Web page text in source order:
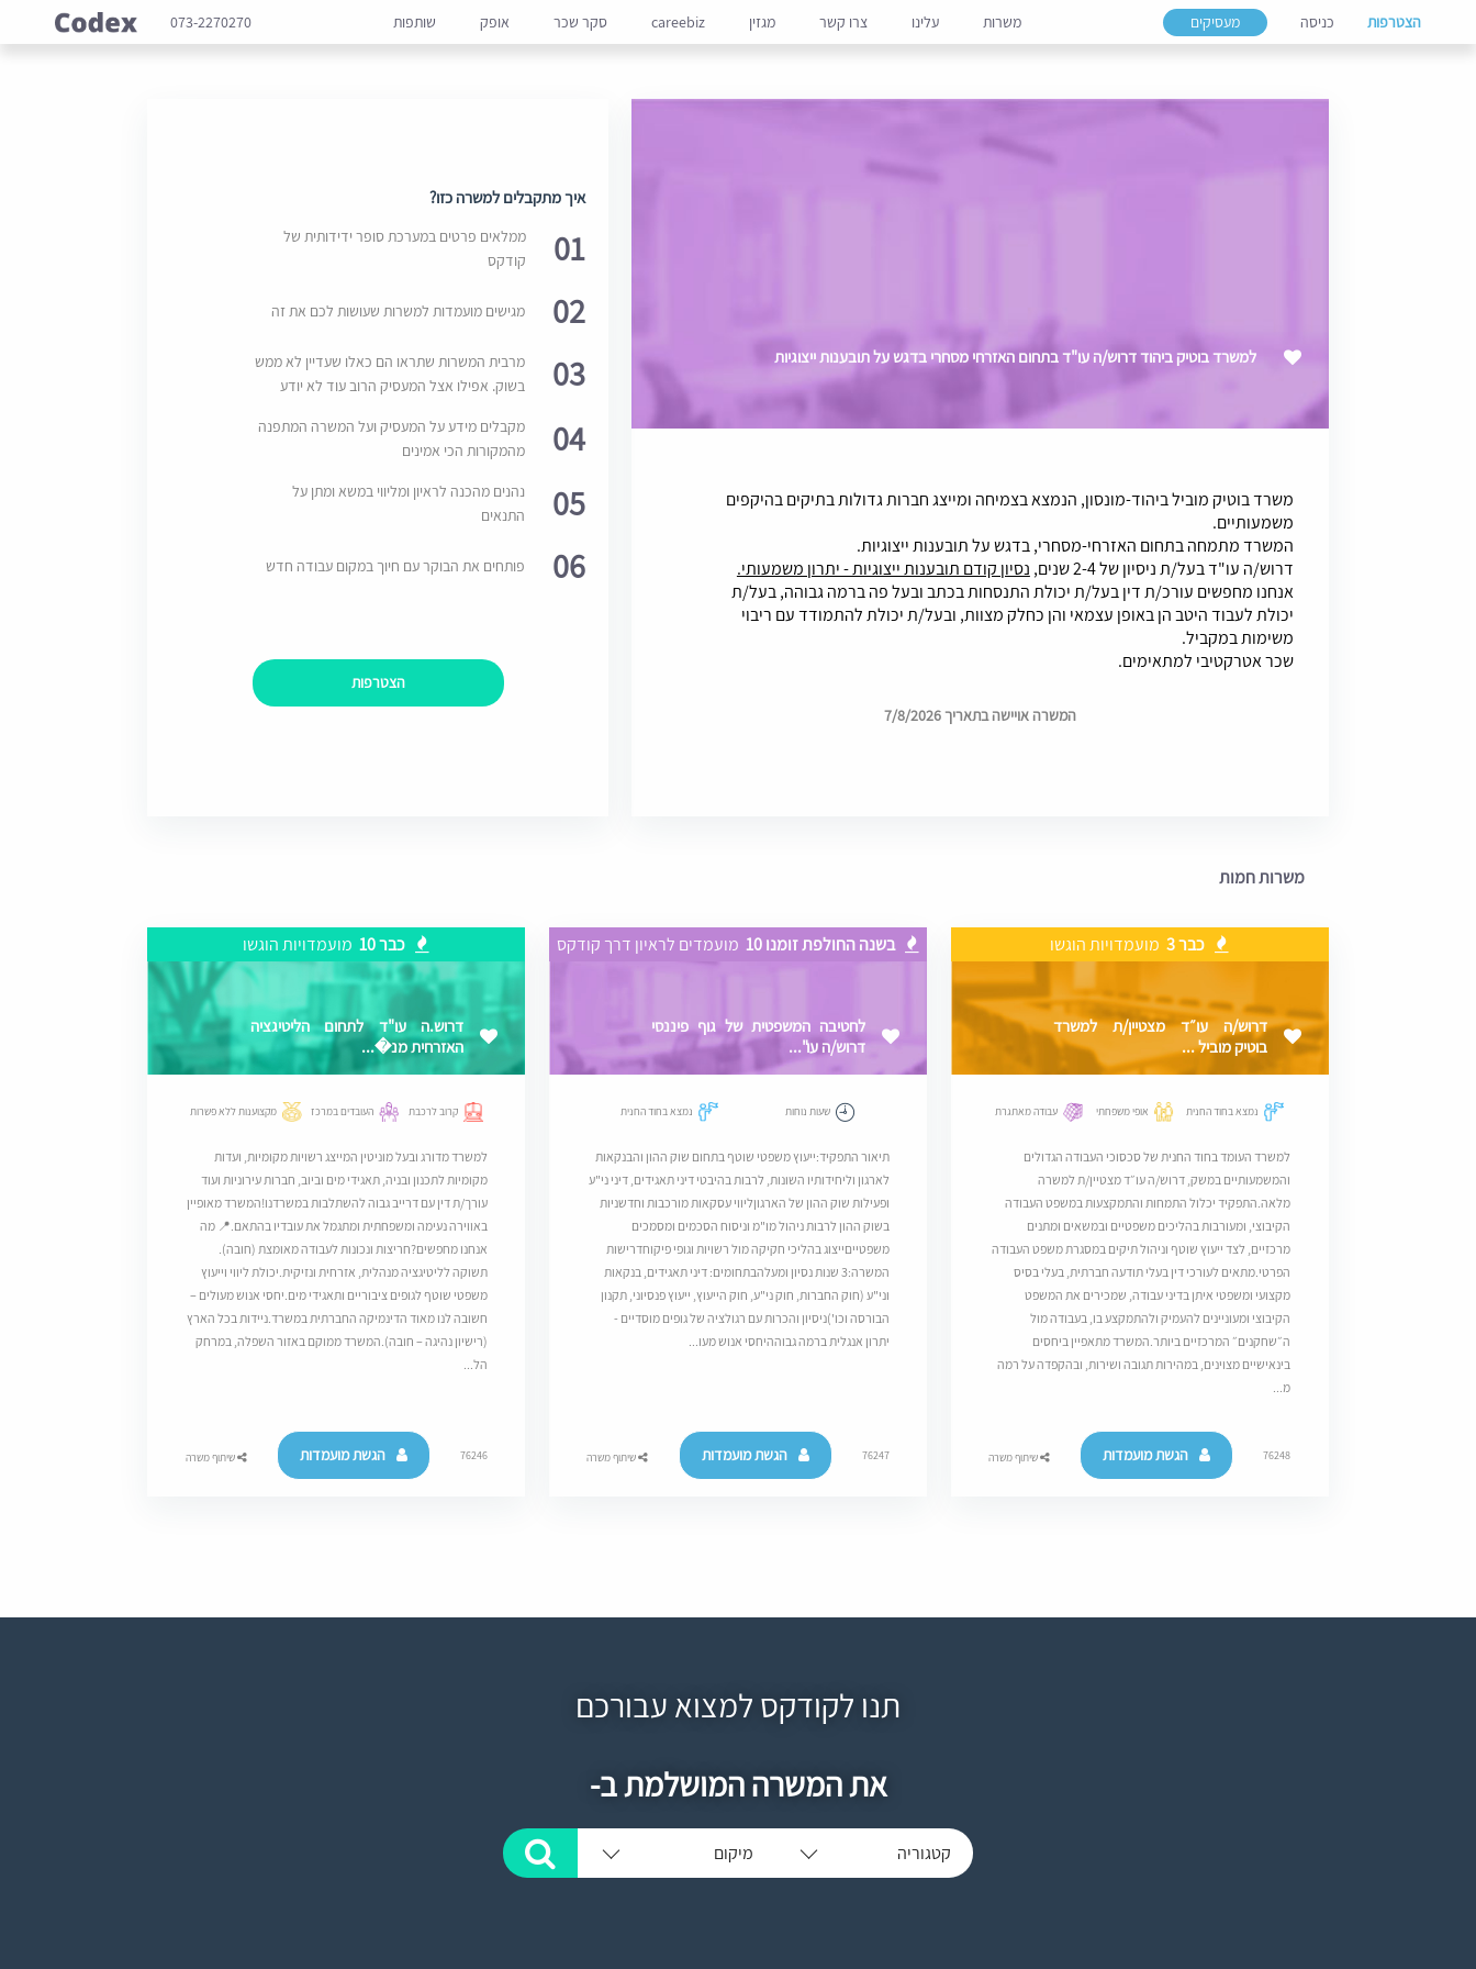
הצטרפות כניסה מעסיקים משרות עלינו צרו קשר מגזין careebiz סקר שכר אופק שותפות 073-2270270
למשרד בוטיק ביהוד דרוש/ה עו"ד בתחום האזרחי מסחרי בדגש על תובענות ייצוגיות
משרד בוטיק מוביל ביהוד-מונסון, הנמצא בצמיחה ומייצג חברות גדולות בתיקים בהיקפים
משמעותיים.
המשרד מתמחה בתחום האזרחי-מסחרי, בדגש על תובענות ייצוגיות.
דרוש/ה עו"ד בעל/ת ניסיון של 2-4 שנים,
נסיון קודם תובענות ייצוגיות - יתרון משמעותי.
אנחנו מחפשים עורכ/ת דין בעל/ת יכולת התנסחות בכתב ובעל פה ברמה גבוהה, בעל/ת
יכולת לעבוד היטב הן באופן עצמאי והן כחלק מצוות, ובעל/ת יכולת להתמודד עם ריבוי
משימות במקביל.
שכר אטרקטיבי למתאימים.
המשרה אויישה בתאריך 7/8/2026
איך מתקבלים למשרה כזו?
01
ממלאים פרטים במערכת סופר ידידותית של
קודקס
02 מגישים מועמדות למשרות שעושות לכם את זה
03
מרבית המשרות שתראו הם כאלו שעדיין לא ממש
בשוק. אפילו אצל המעסיק הרוב עוד לא יודע
04
מקבלים מידע על המעסיק ועל המשרה המתפנה
מהמקורות הכי אמינים
05
נהנים מהכנה לראיון ומליווי במשא ומתן על
התנאים
06 פותחים את הבוקר עם חיוך במקום עבודה חדש
הצטרפות
משרות חמות
כבר 3 מועמדויות הוגשו
דרוש/ה עו״ד מצטיין/ת למשרד
בוטיק מוביל ...
נמצא בחוד החנית אופי משפחתי עבודה מאתגרת
למשרד העומד בחוד החנית של סכסוכי העבודה הגדולים
והמשמעותיים במשק, דרוש/ה עו״ד מצטיין/ת למשרה
מלאה.התפקיד יכלול התמחות והתמקצעות במשפט העבודה
הקיבוצי, ומעורבות בהליכים משפטיים ובמשאים ומתנים
מרכזיים, לצד ייעוץ שוטף וניהול תיקים במסגרת משפט העבודה
הפרטי.מתאים לעורכי דין בעלי תודעה חברתית, בעלי בסיס
מקצועי ומשפטי איתן בדיני עבודה, שמכירים את המשפט
הקיבוצי ומעוניינים להעמיק ולהתמקצע בו, בעבודה מול
ה״שחקנים״ המרכזיים ביותר.המשרד מתאפיין ביחסים
בינאישיים מצוינים, במהירות תגובה ושירות, ובהקפדה על רמה
מ...
76248 הגשת מועמדות שיתוף משרה
בשנה החולפת זומנו 10 מועמדים לראיון דרך קודקס
לחטיבה המשפטית של גוף פיננסי
דרוש/ה עו"...
שעות נוחות נמצא בחוד החנית
תיאור התפקיד:ייעוץ משפטי שוטף בתחום שוק ההון והבנקאות
לארגון וליחידותיו השונות, לרבות בהיבטי דיני תאגידים, דיני ני"ע
ופעילות שוק ההון של הארגוןליווי עסקאות מורכבות וחדשניות
בשוק ההון לרבות ניהול מו"מ וניסוח הסכמים ומסמכים
משפטייםייצוג בהליכי חקיקה מול רשויות וגופי פיקוחדרישות
המשרה:3 שנות נסיון ומעלהבתחומים: דיני תאגידים, בנקאות
וני"ע (חוק החברות, חוק ני"ע, חוק הייעוץ, ייעוץ פנסיוני, תקנון
הבורסה וכו')ניסיון והכרות עם רגולציה של גופים מוסדיים -
יתרון אנגלית ברמה גבוההיחסי אנוש מעו...
76247 הגשת מועמדות שיתוף משרה
כבר 10 מועמדויות הוגשו
דרוש.ה עו"ד לתחום הליטיגציה
האזרחית מנ�...
קרוב לרכבת העובדים במרכז מקצוענות ללא פשרות
למשרד מדורג ובעל מוניטין המייצג רשויות מקומיות, ועדות
מקומיות לתכנון ובניה, תאגידי מים וביוב, חברות עירוניות ועוד
עורך/ת דין עם דרייב גבוה להשתלבות במשרדנו!המשרד מאופיין
באווירה נעימה ומשפחתית ומתגמל את עובדיו בהתאם.​📍 מה
אנחנו מחפשים?חריצות ונכונות לעבודה מאומצת (חובה).​
תשוקה לליטיגציה מנהלית, אזרחית ונזיקית.​יכולת ליווי וייעוץ
משפטי שוטף לגופים ציבוריים ותאגידי מים.​יחסי אנוש מעולים –
חשובה לנו מאוד הדינמיקה החברתית במשרד.​ניידות בכל הארץ
(רישיון נהיגה – חובה).המשרד ממוקם באזור השפלה, במרחק
הל...
76246 הגשת מועמדות שיתוף משרה
תנו לקודקס למצוא עבורכם
את המשרה המושלמת ב-
קטגוריה מיקום